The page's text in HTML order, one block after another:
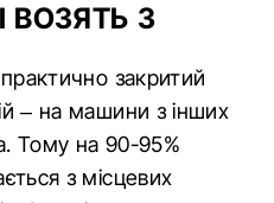
ВОЗЯТЬ З
закритий
– на машини з інших
Тому на 90-95%
з місцевих